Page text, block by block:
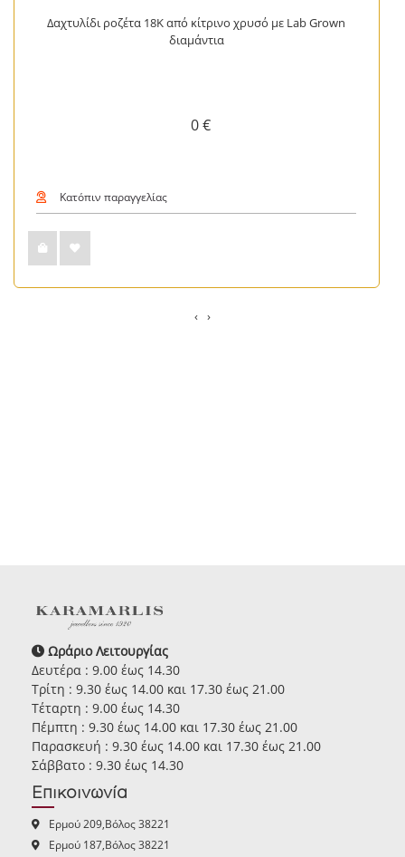
Δαχτυλίδι ροζέτα 18Κ από κίτρινο χρυσό με Lab Grown
διαμάντια
0 €
Κατόπιν παραγγελίας
‹ ›
Ωράριο Λειτουργίας
Δευτέρα : 9.00 έως 14.30
Τρίτη : 9.30 έως 14.00 και 17.30 έως 21.00
Τέταρτη : 9.00 έως 14.30
Πέμπτη : 9.30 έως 14.00 και 17.30 έως 21.00
Παρασκευή : 9.30 έως 14.00 και 17.30 έως 21.00
Σάββατο : 9.30 έως 14.30
Επικοινωνία
Ερμού 209,Βόλος 38221
Ερμού 187,Βόλος 38221